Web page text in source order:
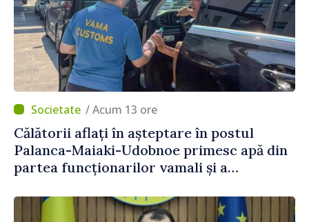
/ Acum 13 ore
Călătorii aflați în așteptare în postul
Palanca-Maiaki-Udobnoe primesc apă din
partea funcționarilor vamali și a